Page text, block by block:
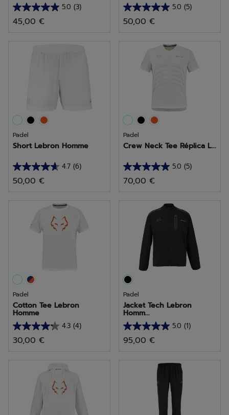
5.0 (3)
5.0
sur
45,00 €
5.0 (5)
5.0
sur
50,00 €
Padel
Short Lebron Homme
4.7 (6)
4.7
sur
50,00 €
Padel
Crew Neck Tee Réplica L...
5.0 (5)
5.0
sur
étoiles.
70,00 €
Padel
Cotton Tee Lebron
Homme
4.3 (4)
4.3
sur
30,00 €
Padel
Jacket Tech Lebron
Homm...
5.0 (1)
5.0
sur
95,00 €